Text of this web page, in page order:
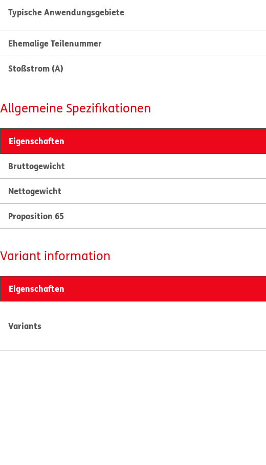
Typische Anwendungsgebiete
Ehemalige Teilenummer
Stoßstrom (A)
Allgemeine Spezifikationen
Eigenschaften
Bruttogewicht
Nettogewicht
Proposition 65
Variant information
Eigenschaften
Variants